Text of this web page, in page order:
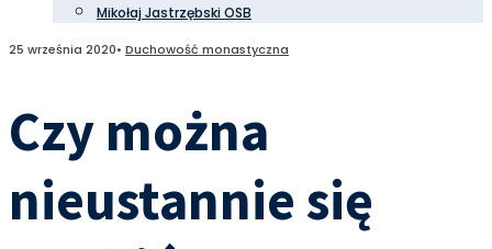
Mikołaj Jastrzębski OSB
25 września 2020• Duchowość monastyczna
Czy można
nieustannie się